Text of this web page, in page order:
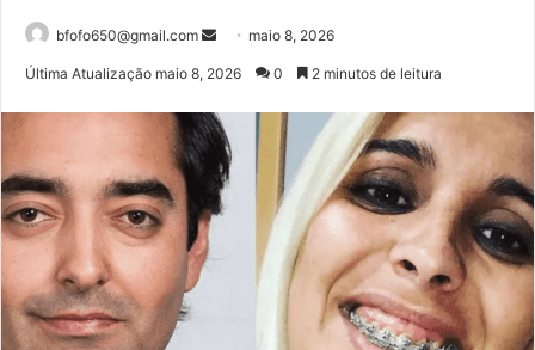
bfofo650@gmail.com
Mande
mail
maio 8, 2026
Última Atualização maio 8, 2026 0 2 minutos de leitura